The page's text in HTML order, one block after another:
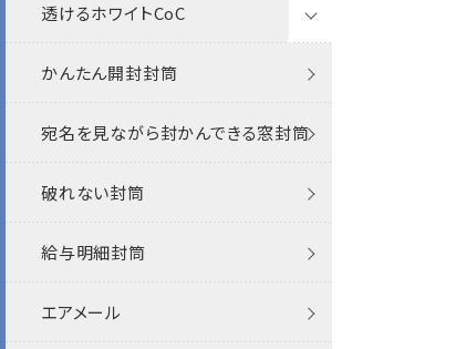
紙製クリアファイル
A4用紙（9号10丁付）
マスクケース
シール
ウルトラホワイト
スノーホワイト
ホワイト
ナチュラル
透けるホワイトCoC
封筒
紙製クリアファイル
かんたん開封封筒
宛名を見ながら封かんできる窓封筒
破れない封筒
給与明細封筒
エアメール